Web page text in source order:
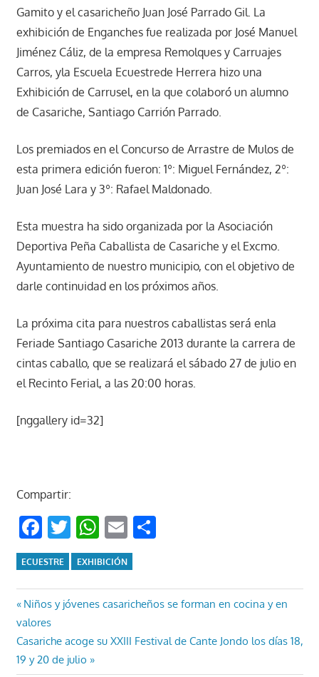
Gamito y el casaricheño Juan José Parrado Gil. La
exhibición de Enganches fue realizada por José Manuel
Jiménez Cáliz, de la empresa Remolques y Carruajes
Carros, yla Escuela Ecuestrede Herrera hizo una
Exhibición de Carrusel, en la que colaboró un alumno
de Casariche, Santiago Carrión Parrado.
Los premiados en el Concurso de Arrastre de Mulos de
esta primera edición fueron: 1º: Miguel Fernández, 2º:
Juan José Lara y 3º: Rafael Maldonado.
Esta muestra ha sido organizada por la Asociación
Deportiva Peña Caballista de Casariche y el Excmo.
Ayuntamiento de nuestro municipio, con el objetivo de
darle continuidad en los próximos años.
La próxima cita para nuestros caballistas será enla
Feriade Santiago Casariche 2013 durante la carrera de
cintas caballo, que se realizará el sábado 27 de julio en
el Recinto Ferial, a las 20:00 horas.
[nggallery id=32]
Compartir:
Facebook
Twitter
WhatsApp
EmailCompartir
ECUESTRE EXHIBICIÓN
Navegación
de
entradas
Entrada
anterior:
Niños y jóvenes casaricheños se forman en cocina y en
valores
Entrada
siguiente:
Casariche acoge su XXIII Festival de Cante Jondo los días 18,
19 y 20 de julio